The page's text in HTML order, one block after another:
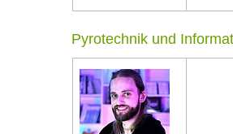
Pyrotechnik und